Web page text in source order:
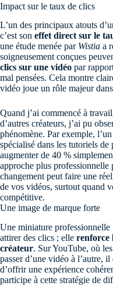
Impact sur le taux de clics
L’un des principaux atouts
c’est son effet direct sur le
une étude menée par Wistia a
soigneusement conçues
clics sur une vidéo par
mal pensées. Cela montre
vidéo joue un rôle majeur
Quand j’ai commencé à
d’autres créateurs, j’ai pu
phénomène. Par exemple,
spécialisé dans les tutoriels
augmenter de 40 %
approche plus professionnelle
changement peut faire une
de vos vidéos, surtout quand
compétitive.
Une image de marque forte
Une miniature
attirer des clics ; elle renforce
créateur. Sur YouTube, où
passer d’une vidéo à l’autre,
d’offrir une expérience
participe à cette stratégie de